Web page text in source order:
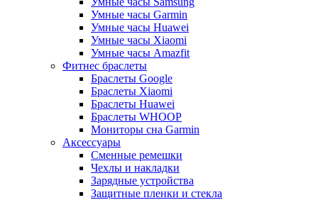
Умные часы Garmin
Умные часы Huawei
Умные часы Xiaomi
Умные часы Amazfit
Фитнес браслеты
Браслеты Google
Браслеты Xiaomi
Браслеты Huawei
Браслеты WHOOP
Мониторы сна Garmin
Аксессуары
Сменные ремешки
Чехлы и накладки
Зарядные устройства
Защитные пленки и стекла